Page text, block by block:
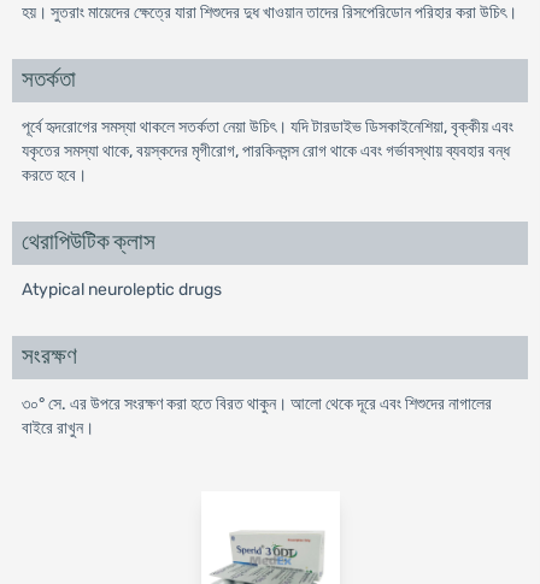
হয়। সুতরাং মায়েদের ক্ষেত্রে যারা শিশুদের দুধ খাওয়ান তাদের রিসপেরিডোন পরিহার করা উচিৎ।
সতর্কতা
পূর্বে হৃদরোগের সমস্যা থাকলে সতর্কতা নেয়া উচিৎ। যদি টারডাইভ ডিসকাইনেশিয়া, বৃক্কীয় এবং
যকৃতের সমস্যা থাকে, বয়স্কদের মৃগীরোগ, পারকিনসন্স রোগ থাকে এবং গর্ভাবস্থায় ব্যবহার বন্ধ
করতে হবে।
থেরাপিউটিক ক্লাস
Atypical neuroleptic drugs
সংরক্ষণ
৩০° সে. এর উপরে সংরক্ষণ করা হতে বিরত থাকুন। আলো থেকে দূরে এবং শিশুদের নাগালের
বাইরে রাখুন।